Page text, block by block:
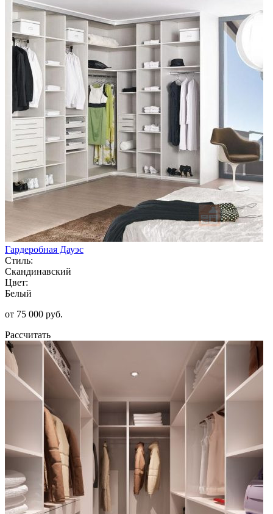
Гардеробная Дауэс
Стиль:
Скандинавский
Цвет:
Белый
от 75 000 руб.
Рассчитать